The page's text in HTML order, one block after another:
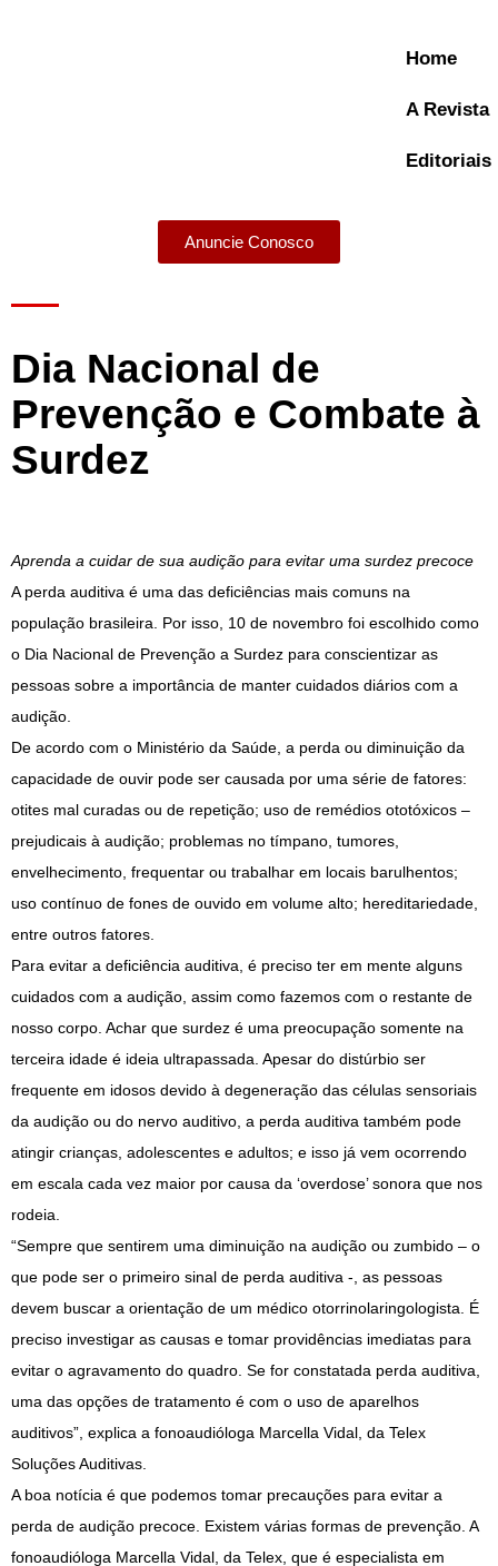
Home
A Revista
Editoriais
Anuncie Conosco
Dia Nacional de
Prevenção e Combate à
Surdez
Aprenda a cuidar de sua audição para evitar uma surdez precoce
A perda auditiva é uma das deficiências mais comuns na
população brasileira. Por isso, 10 de novembro foi escolhido como
o Dia Nacional de Prevenção a Surdez para conscientizar as
pessoas sobre a importância de manter cuidados diários com a
audição.
De acordo com o Ministério da Saúde, a perda ou diminuição da
capacidade de ouvir pode ser causada por uma série de fatores:
otites mal curadas ou de repetição; uso de remédios ototóxicos –
prejudicais à audição; problemas no tímpano, tumores,
envelhecimento, frequentar ou trabalhar em locais barulhentos;
uso contínuo de fones de ouvido em volume alto; hereditariedade,
entre outros fatores.
Para evitar a deficiência auditiva, é preciso ter em mente alguns
cuidados com a audição, assim como fazemos com o restante de
nosso corpo. Achar que surdez é uma preocupação somente na
terceira idade é ideia ultrapassada. Apesar do distúrbio ser
frequente em idosos devido à degeneração das células sensoriais
da audição ou do nervo auditivo, a perda auditiva também pode
atingir crianças, adolescentes e adultos; e isso já vem ocorrendo
em escala cada vez maior por causa da ‘overdose’ sonora que nos
rodeia.
“Sempre que sentirem uma diminuição na audição ou zumbido – o
que pode ser o primeiro sinal de perda auditiva -, as pessoas
devem buscar a orientação de um médico otorrinolaringologista. É
preciso investigar as causas e tomar providências imediatas para
evitar o agravamento do quadro. Se for constatada perda auditiva,
uma das opções de tratamento é com o uso de aparelhos
auditivos”, explica a fonoaudióloga Marcella Vidal, da Telex
Soluções Auditivas.
A boa notícia é que podemos tomar precauções para evitar a
perda de audição precoce. Existem várias formas de prevenção. A
fonoaudióloga Marcella Vidal, da Telex, que é especialista em